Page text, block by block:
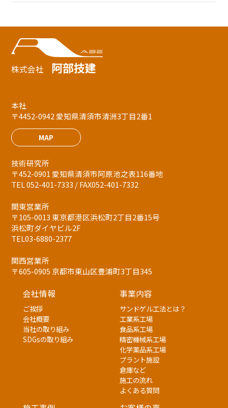
株式会社 阿部技建
本社
〒4452-0942 愛知県清須市清洲3丁目2番1
MAP
技術研究所
〒452-0901 愛知県清須市阿原池之表116番地
TEL 052-401-7333 / FAX052-401-7332
関東営業所
〒105-0013 東京都港区浜松町2丁目2番15号
浜松町ダイヤビル2F
TEL03-6880-2377
関西営業所
〒605-0905 京都市東山区豊浦町3丁目345
会社情報
ご挨拶
会社概要
当社の取り組み
SDGsの取り組み
事業内容
サンドゲル工法とは？
工業系工場
食品系工場
精密機械系工場
化学薬品系工場
プラント施設
倉庫など
施工の流れ
よくある質問